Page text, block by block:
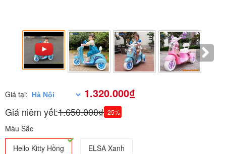
Giá tại: 1.320.000₫
Giá niêm yết:1.650.000₫-25%
Màu Sắc
Hello Kitty Hồng
ELSA Xanh